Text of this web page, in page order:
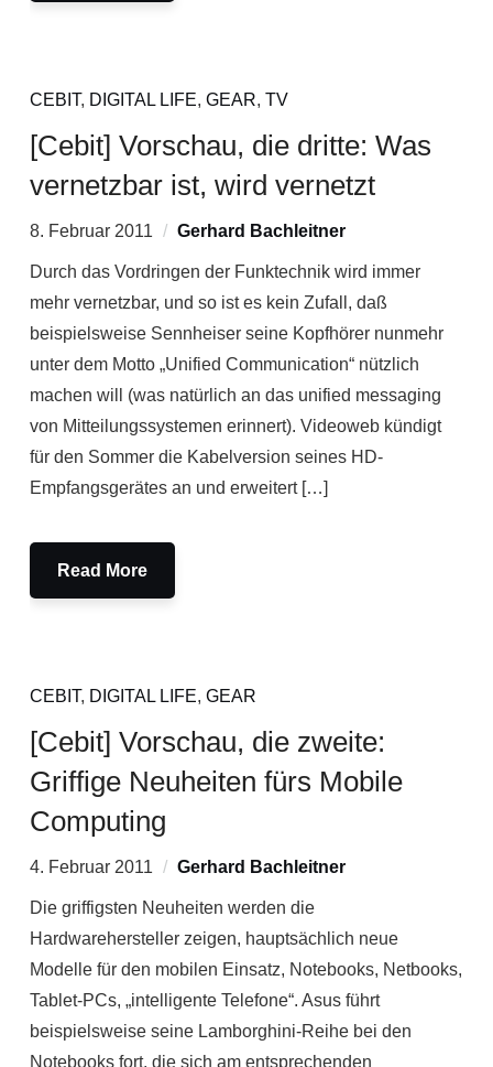
CEBIT, DIGITAL LIFE, GEAR, TV
[Cebit] Vorschau, die dritte: Was
vernetzbar ist, wird vernetzt
8. Februar 2011 Gerhard Bachleitner
Durch das Vordringen der Funktechnik wird immer
mehr vernetzbar, und so ist es kein Zufall, daß
beispielsweise Sennheiser seine Kopfhörer nunmehr
unter dem Motto „Unified Communication“ nützlich
machen will (was natürlich an das unified messaging
von Mitteilungssystemen erinnert). Videoweb kündigt
für den Sommer die Kabelversion seines HD-
Empfangsgerätes an und erweitert […]
Read More
CEBIT, DIGITAL LIFE, GEAR
[Cebit] Vorschau, die zweite:
Griffige Neuheiten fürs Mobile
Computing
4. Februar 2011 Gerhard Bachleitner
Die griffigsten Neuheiten werden die
Hardwarehersteller zeigen, hauptsächlich neue
Modelle für den mobilen Einsatz, Notebooks, Netbooks,
Tablet-PCs, „intelligente Telefone“. Asus führt
beispielsweise seine Lamborghini-Reihe bei den
Notebooks fort, die sich am entsprechenden